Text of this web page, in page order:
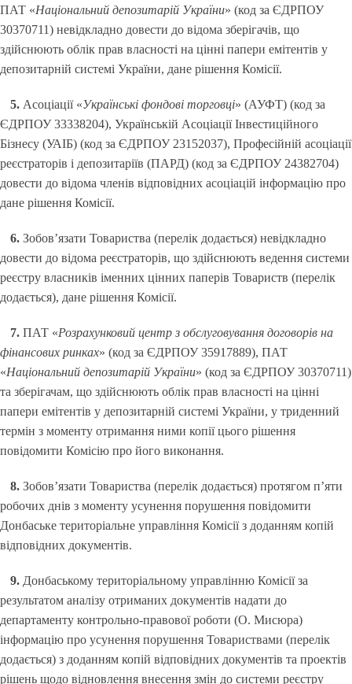
ПАТ «Національний депозитарій України» (код за ЄДРПОУ
30370711) невідкладно довести до відома зберігачів, що
здійснюють облік прав власності на цінні папери емітентів у
депозитарній системі України, дане рішення Комісії.
5. Асоціації «Українські фондові торговці» (АУФТ) (код за
ЄДРПОУ 33338204), Українській Асоціації Інвестиційного
Бізнесу (УАІБ) (код за ЄДРПОУ 23152037), Професійній асоціації
реєстраторів і депозитаріїв (ПАРД) (код за ЄДРПОУ 24382704)
довести до відома членів відповідних асоціацій інформацію про
дане рішення Комісії.
6. Зобов’язати Товариства (перелік додається) невідкладно
довести до відома реєстраторів, що здійснюють ведення системи
реєстру власників іменних цінних паперів Товариств (перелік
додається), дане рішення Комісії.
7. ПАТ «Розрахунковий центр з обслуговування договорів на
фінансових ринках» (код за ЄДРПОУ 35917889), ПАТ
«Національний депозитарій України» (код за ЄДРПОУ 30370711)
та зберігачам, що здійснюють облік прав власності на цінні
папери емітентів у депозитарній системі України, у триденний
термін з моменту отримання ними копії цього рішення
повідомити Комісію про його виконання.
8. Зобов’язати Товариства (перелік додається) протягом п’яти
робочих днів з моменту усунення порушення повідомити
Донбаське територіальне управління Комісії з доданням копій
відповідних документів.
9. Донбаському територіальному управлінню Комісії за
результатом аналізу отриманих документів надати до
департаменту контрольно-правової роботи (О. Мисюра)
інформацію про усунення порушення Товариствами (перелік
додається) з доданням копій відповідних документів та проектів
рішень щодо відновлення внесення змін до системи реєстру